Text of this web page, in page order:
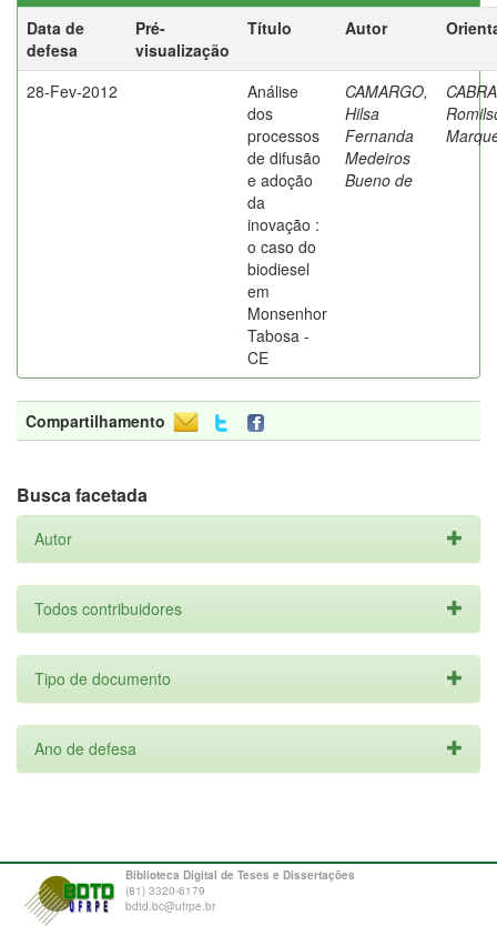
Data de
defesa
Pré-
visualização
Título Autor
28-Fev-2012
Análise
dos
processos
de difusão
e adoção
da
inovação :
o caso do
biodiesel
em
Monsenhor
Tabosa -
CE
CAMARGO,
Hilsa
Fernanda
Medeiros
Bueno de
Compartilhamento
Busca facetada
Autor
Todos contribuidores
Tipo de documento
Ano de defesa
Biblioteca Digital de Teses e Dissertações
(81) 3320-6179
bdtd.bc@ufrpe.br